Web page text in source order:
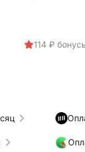
114 ₽